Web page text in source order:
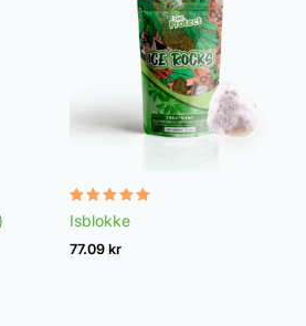
Vurderet
4.98
ud af 5
Isblokke
77.09 kr